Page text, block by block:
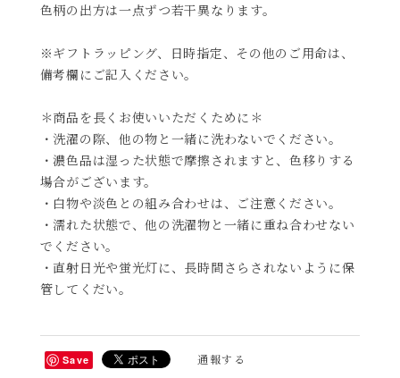
色柄の出方は一点ずつ若干異なります。
※ギフトラッピング、日時指定、その他のご用命は、
備考欄にご記入ください。
＊商品を長くお使いいただくために＊
・洗濯の際、他の物と一緒に洗わないでください。
・濃色品は湿った状態で摩擦されますと、色移りする
場合がございます。
・白物や淡色との組み合わせは、ご注意ください。
・濡れた状態で、他の洗濯物と一緒に重ね合わせない
でください。
・直射日光や蛍光灯に、長時間さらされないように保
管してくだい。
Save 通報する